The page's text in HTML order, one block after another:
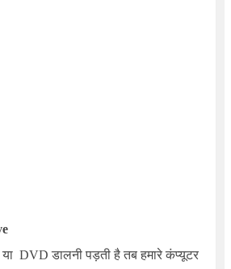
DVD डालनी पड़ती है तब हमारे कंप्यूटर